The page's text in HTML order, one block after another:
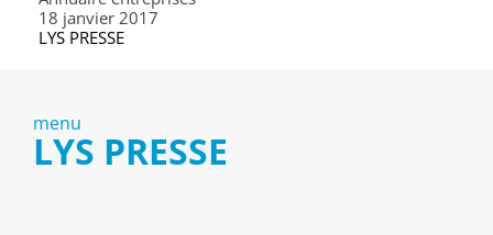
18 janvier 2017
LYS PRESSE
menu
LYS PRESSE